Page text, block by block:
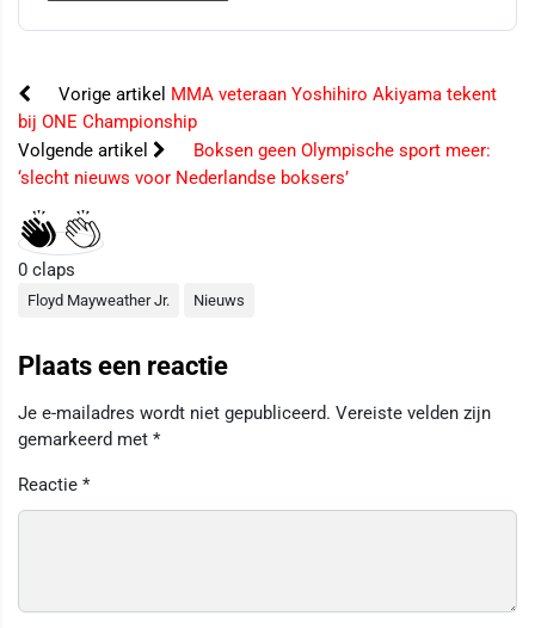
Vorige artikel MMA veteraan Yoshihiro Akiyama tekent
bij ONE Championship
Volgende artikel
Boksen geen Olympische sport meer:
‘slecht nieuws voor Nederlandse boksers’
0 claps
Floyd Mayweather Jr. Nieuws
Plaats een reactie
Je e-mailadres wordt niet gepubliceerd. Vereiste velden zijn
gemarkeerd met *
Reactie *